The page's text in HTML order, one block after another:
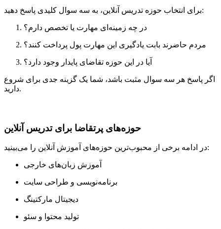
برای انتخاب حوزه تدریس آنلاین، به سه سوال کلیدی پاسخ دهید:
در چه زمینه‌ای مهارت یا تخصص دارم؟
مردم حاضرند بابت یادگیری این مهارت پول پرداخت کنند؟
آیا در این حوزه تقاضای پایدار وجود دارد؟
اگر پاسخ هر سه سوال مثبت باشد، شما یک گزینه جدی برای شروع
دارید.
حوزه‌های پرتقاضا برای تدریس آنلاین
در ادامه برخی از محبوب‌ترین حوزه‌های آموزش آنلاین را می‌بینید:
آموزش زبان‌های خارجی
برنامه‌نویسی و طراحی سایت
دیجیتال مارکتینگ
تولید محتوا و سئو